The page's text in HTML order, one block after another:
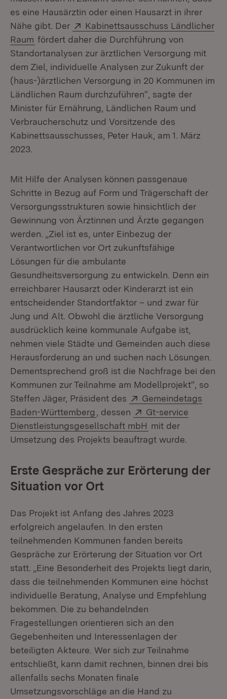
es eine Hausärztin oder einen Hausarzt in ihrer
Nähe gibt. Der
Extern:
Kabinettsausschuss Ländlicher
Raum (Öffnet in neuem Fenster)
fördert daher die Durchführung von
Standortanalysen zur ärztlichen Versorgung mit
dem Ziel, individuelle Analysen zur Zukunft der
(haus-)ärztlichen Versorgung in 20 Kommunen im
Ländlichen Raum durchzuführen“, sagte der
Minister für Ernährung, Ländlichen Raum und
Verbraucherschutz und Vorsitzende des
Kabinettsausschusses, Peter Hauk, am 1. März
2023.
Mit Hilfe der Analysen können passgenaue
Schritte in Bezug auf Form und Trägerschaft der
Versorgungsstrukturen sowie hinsichtlich der
Gewinnung von Ärztinnen und Ärzte gegangen
werden. „Ziel ist es, unter Einbezug der
Verantwortlichen vor Ort zukunftsfähige
Lösungen für die ambulante
Gesundheitsversorgung zu entwickeln. Denn ein
erreichbarer Hausarzt oder Kinderarzt ist ein
entscheidender Standortfaktor – und zwar für
Jung und Alt. Obwohl die ärztliche Versorgung
ausdrücklich keine kommunale Aufgabe ist,
nehmen viele Städte und Gemeinden auch diese
Herausforderung an und suchen nach Lösungen.
Dementsprechend groß ist die Nachfrage bei den
Kommunen zur Teilnahme am Modellprojekt“, so
Steffen Jäger, Präsident des
Extern:
Gemeindetags
Baden-Württemberg (Öffnet in neuem Fenster)
, dessen Extern:
Gt-service
Dienstleistungsgesellschaft mbH (Öffnet in neuem
mit der
Umsetzung des Projekts beauftragt wurde.
Erste Gespräche zur Erörterung der
Situation vor Ort
Das Projekt ist Anfang des Jahres 2023
erfolgreich angelaufen. In den ersten
teilnehmenden Kommunen fanden bereits
Gespräche zur Erörterung der Situation vor Ort
statt. „Eine Besonderheit des Projekts liegt darin,
dass die teilnehmenden Kommunen eine höchst
individuelle Beratung, Analyse und Empfehlung
bekommen. Die zu behandelnden
Fragestellungen orientieren sich an den
Gegebenheiten und Interessenlagen der
beteiligten Akteure. Wer sich zur Teilnahme
entschließt, kann damit rechnen, binnen drei bis
allenfalls sechs Monaten finale
Umsetzungsvorschläge an die Hand zu